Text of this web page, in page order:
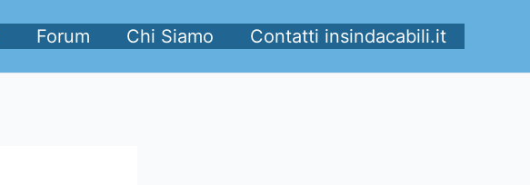
Forum Chi Siamo Contatti insindacabili.it